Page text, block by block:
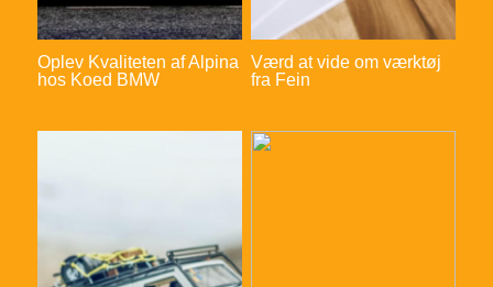
Oplev Kvaliteten af Alpina
hos Koed BMW
Værd at vide om værktøj
fra Fein